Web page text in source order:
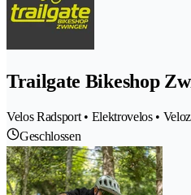
Trailgate Bikeshop
Velos Radsport • Elektrovelos •
Geschlossen